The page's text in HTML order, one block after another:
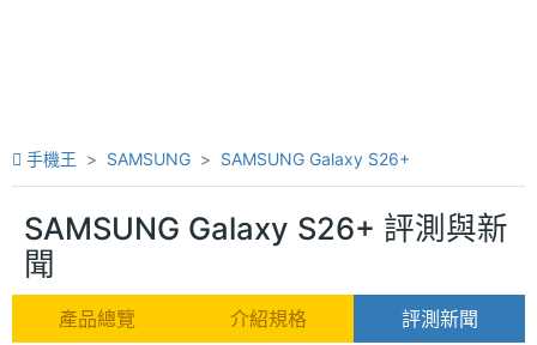
手機王 SAMSUNG SAMSUNG Galaxy S26+
SAMSUNG Galaxy S26+ 評測與新
聞
產品總覽 介紹規格 評測新聞